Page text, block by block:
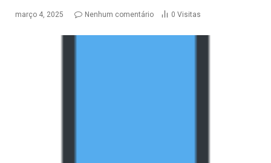
março 4, 2025 Nenhum comentário 0 Visitas